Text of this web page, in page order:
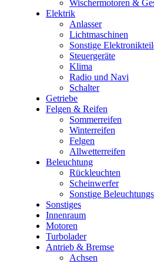
Wischermotoren &
Elektrik
Anlasser
Lichtmaschinen
Sonstige
Steuergeräte
Klima
Radio und Navi
Schalter
Getriebe
Felgen & Reifen
Sommerreifen
Winterreifen
Felgen
Allwetterreifen
Beleuchtung
Rückleuchten
Scheinwerfer
Sonstige
Sonstiges
Innenraum
Motoren
Turbolader
Antrieb & Bremse
Achsen